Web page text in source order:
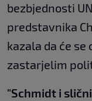
bezbjednosti
predstavnika
kazala da će
zastarjelim
"Schmidt i